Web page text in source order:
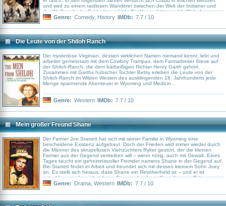
und wird zu einem rastlosen Wanderer zwischen der Welt der Indianer und
der Weißen. In der Schlacht am Little Big Horn erlebt er schließlich den
letzten Sieg der amerikanischen Ureinwohner und kehrt als einziger weißer
Genre: Comedy, History IMDb: 7.7 / 10
Die Leute von der Shiloh Ranch
Der mysteriöse Virginian, dessen wirklichen Namen niemand kennt, lebt und
arbeitet gemeinsam mit dem Cowboy Trampas, dem Farmarbeiter Steve auf
der Shiloh-Ranch, die dem bärbeißigen Richter Henry Garth gehört.
Zusammen mit Garths hübscher Tochter Betsy erleben die Leute von der
Shiloh-Ranch im Wilden Westen des ausklingenden 18. Jahrhunderts jede
Menge spannende Abenteuer in Wyoming und Medicin...
Genre: Western IMDb: 7.7 / 10
Mein großer Freund Shane
Der Farmer Joe Starrett hat sich mit seiner Familie in Wyoming eine
bescheidene Existenz aufgebaut. Doch der Frieden wird immer wieder durch
die Männer des skrupellosen Viehzüchters Ryker gestört, der die kleinen
Farmer aus der Gegend vertreiben will – wenn nötig, auch mit Gewalt. Eines
Tages taucht ein geheimnisvoller Fremder namens Shane in der Gegend auf.
Bei Starrett findet er Arbeit und freundet sich mit dessen kleinem Sohn Joey
an. Es stellt sich heraus, dass Shane ein Revolverheld ist – und er ist
entschlossen, den schutzlosen Farmern bei ihrem Kampf gegen Rykers
Bande zu helfen.
Genre: Drama Western IMDb: 7.7 / 10